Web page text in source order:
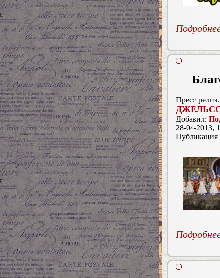
Пресс-релиз.
Добавил:
28-04-2013,